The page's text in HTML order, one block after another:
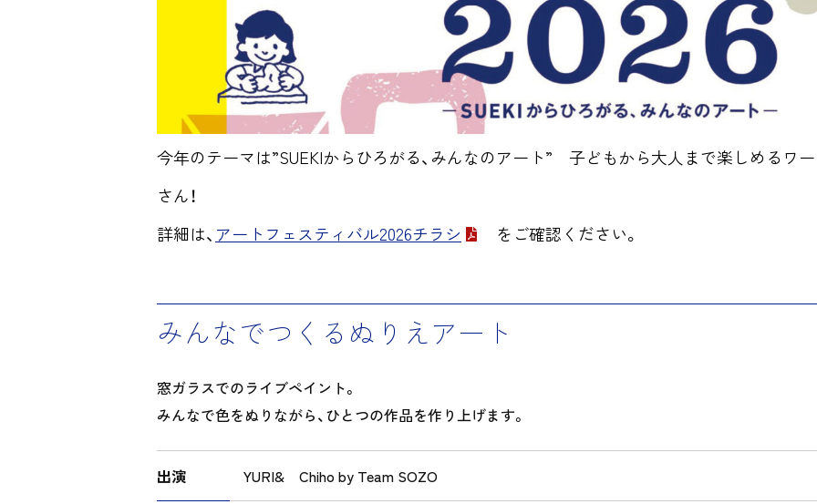
今年のテーマは”SUEKIからひろがる、みんなのアート” 子どもから大人まで楽しめるワ
さん！
詳細は、 アートフェスティバル2026チラシ をご確認ください。
みんなでつくるぬりえアート
窓ガラスでのライブペイント。
みんなで色をぬりながら、ひとつの作品を作り上げます。
出演 YURI& Chiho by Team SOZO